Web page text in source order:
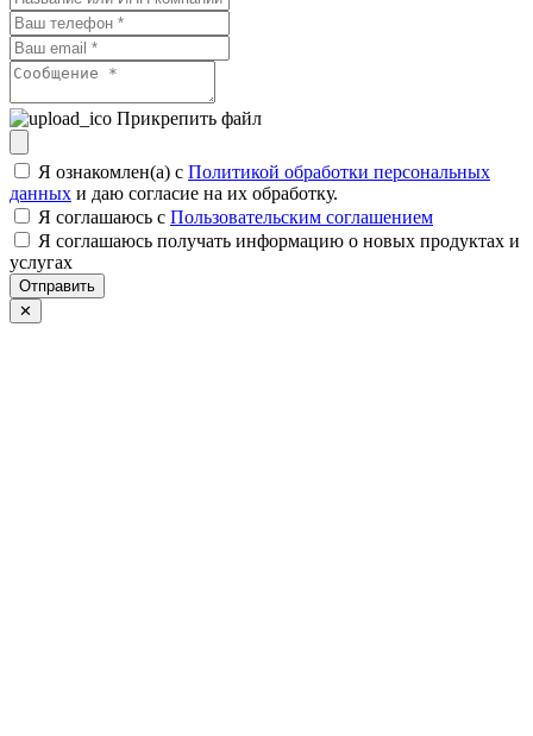
Прикрепить файл
Я ознакомлен(а) с Политикой обработки персональных
данных и даю согласие на их обработку.
Я соглашаюсь c Пользовательским соглашением
Я соглашаюсь получать информацию о новых продуктах и
услугах
Отправить
✕